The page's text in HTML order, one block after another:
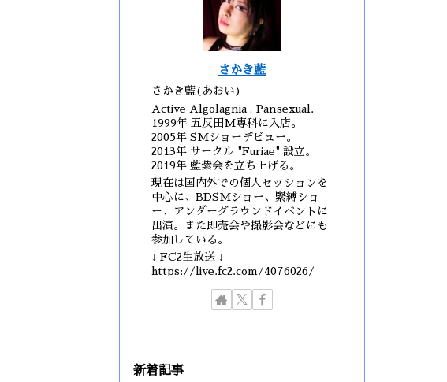
さかき藍
さかき藍(あおい)
Active Algolagnia , Pansexual.
1999年 五反田M専科に入店。
2005年 SMショーデビュー。
2013年 サークル "Furiae" 設立。
2019年 藍紫会を立ち上げる。
現在は国内外での個人セッションを
中心に、BDSMショー、緊縛ショ
ー、アンダーグラウンドイベントに
出演。また即売会や撮影会などにも
参加している。
↓ FC2生放送 ↓
https://live.fc2.com/4076026/
新着記事